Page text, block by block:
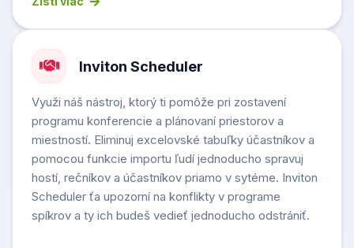
Inviton Scheduler
Využi náš nástroj, ktorý ti pomôže pri zostavení
programu konferencie a plánovaní priestorov a
miestností. Eliminuj excelovské tabuľky účastníkov a
pomocou funkcie importu ľudí jednoducho spravuj
hostí, rečníkov a účastníkov priamo v sytéme. Inviton
Scheduler ťa upozorní na konflikty v programe
spíkrov a ty ich budeš vedieť jednoducho odstrániť.